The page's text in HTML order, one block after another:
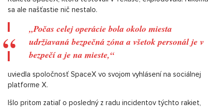
sa ale našťastie nič nestalo.
„Počas celej operácie bola okolo miesta
udržiavaná bezpečná zóna a všetok personál je v
bezpečí a je na mieste,“
uviedla spoločnosť SpaceX vo svojom vyhlásení na sociálnej
platforme X.
Išlo pritom zatiaľ o posledný z radu incidentov týchto rakiet,